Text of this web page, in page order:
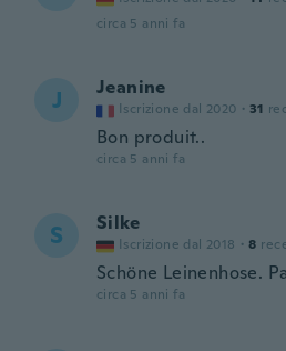
circa 5 anni fa
J Jeanine
Iscrizione dal 2020 · 31
Bon produit..
circa 5 anni fa
S Silke
Iscrizione dal 2018 · 8
Schöne Leinenhose.
circa 5 anni fa